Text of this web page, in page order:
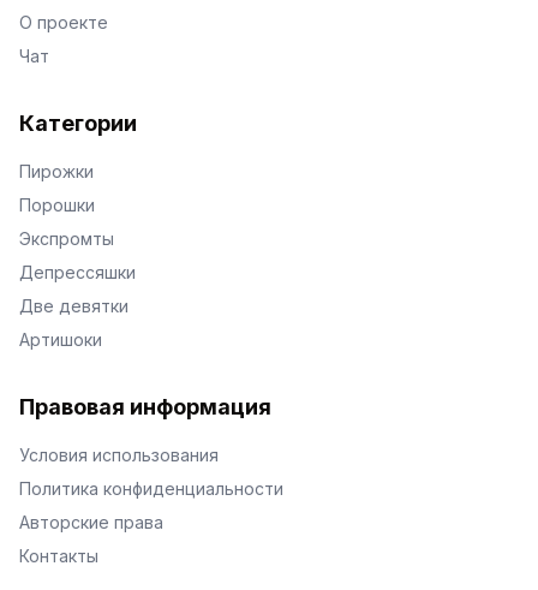
О проекте
Чат
Категории
Пирожки
Порошки
Экспромты
Депрессяшки
Две девятки
Артишоки
Правовая информация
Условия использования
Политика конфиденциальности
Авторские права
Контакты